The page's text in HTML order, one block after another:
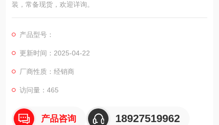
装，常备现货，欢迎详询。
产品型号：
更新时间：2025-04-22
厂商性质：经销商
访问量：465
产品咨询 18927519962